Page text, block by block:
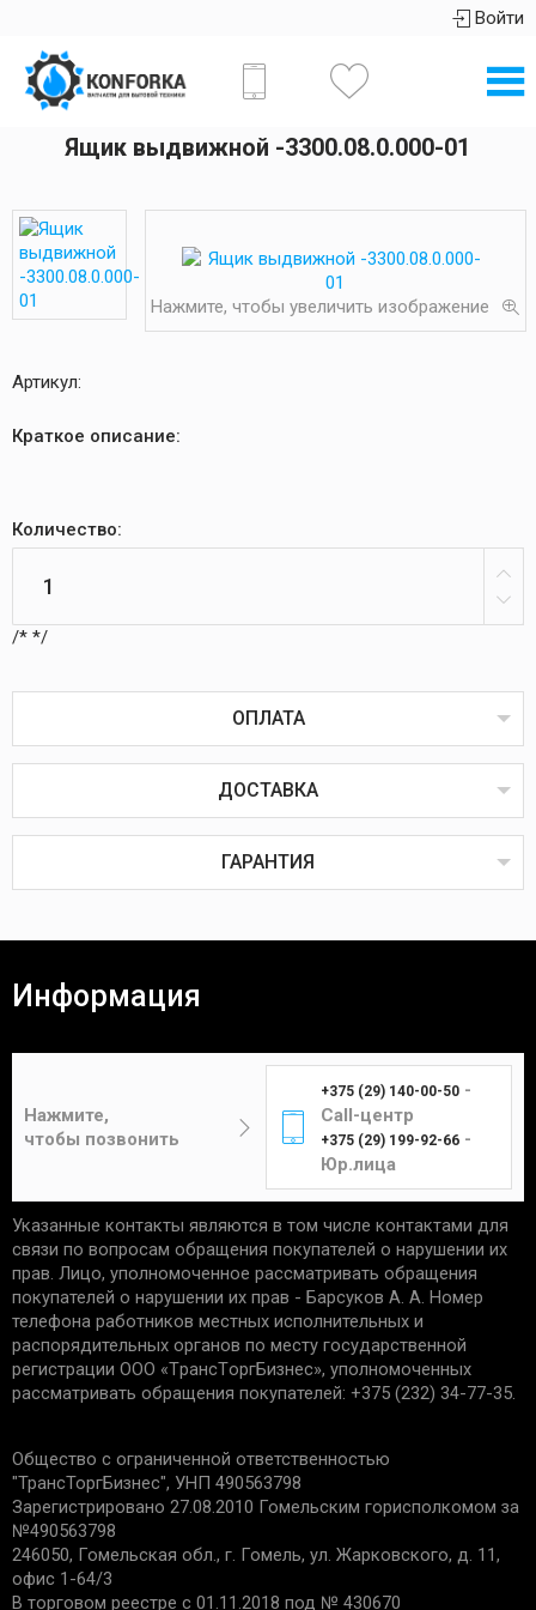
Войти
Ящик выдвижной -3300.08.0.000-01
Нажмите, чтобы увеличить изображение
Артикул:
Краткое описание:
Количество:
/* */
ОПЛАТА
онлайн или через терминал в пунктах выдачи,
наличным или безналичным расчётом, через
ДОСТАВКА
среднем занимает 3-7 дней.
Цена составит от 4 до 12 рублей в
зависимости от габаритов и веса изделия.
Курьер
Доставка товаров курьером
осуществляется по будням с 10:00 до 22:00.
Гомель - 6 рублей
Могилев - 6 рублей
Светлогорск - 6 рублей
Речица - 6 рублей
ГАРАНТИЯ
Покупатель вправе вернуть товар в течение 14
необходимы:
отсутствие следов установки;
чек, подтверждающий приобретение;
Единственным подтверждением установки товара
является акт выполненных работ с названием
услуги и устанавливаемой детали. Гарантийные
обязательства не распространяются:
на запчасти со следами механических
повреждений.
воздействий, нарушения правил установки/
хранения;
на дефекты из-за износа деталей, в срок
установленный производителем;
если причиной поломки стала
Информация
Нажмите,
чтобы позвонить
+375 (29) 140-00-50 -
Call-центр
+375 (29) 199-92-66 -
Юр.лица
Указанные контакты являются в том числе контактами для
связи по вопросам обращения покупателей о нарушении их
прав. Лицо, уполномоченное рассматривать обращения
покупателей о нарушении их прав - Барсуков А. А. Номер
телефона работников местных исполнительных и
распорядительных органов по месту государственной
регистрации ООО «TрaнcТopгБизнec», уполномоченных
рассматривать обращения покупателей: +375 (232) 34-77-35.
Общество с ограниченной ответственностью
"ТрансТоргБизнес", УНП 490563798
Зарегистрировано 27.08.2010 Гомельским горисполкомом за
№490563798
246050, Гомельская обл., г. Гомель, ул. Жарковского, д. 11,
офис 1-64/3
В торговом реестре с 01.11.2018 под № 430670